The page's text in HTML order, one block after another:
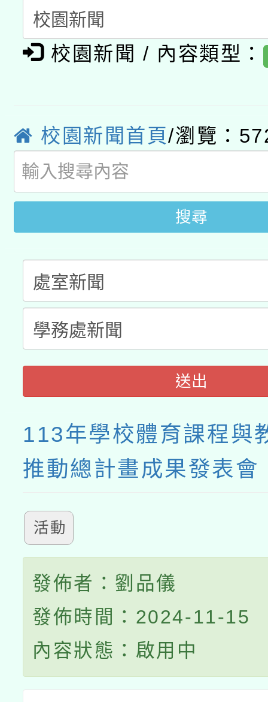
國立臺灣師範大學辦理
年度健康促進學校輔導
函轉國家教育研究院中
原住民族教育政策研討
轉知教育部國民及學前
方素養工作坊新北場」
函轉國立臺灣師範大學
「族語學習班」招生簡
文教學共融平台-教案
件」活動簡章
教育部國民及學前教育
年度COVID-19疫苗接
接種對象擴大為「滿6
接種之民眾」措施，延
月28日止
校園新聞 / 內容類型：
校園新聞首頁/瀏覽：
搜尋
送出
113年學校體育課程與
推動總計畫成果發表會
活動
發佈者：劉品儀
發佈時間：2024-11-15
內容狀態：啟用中